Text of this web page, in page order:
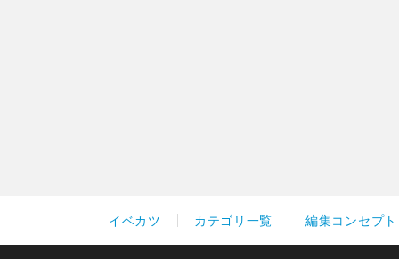
イベカツ カテゴリ一覧 編集コンセプト